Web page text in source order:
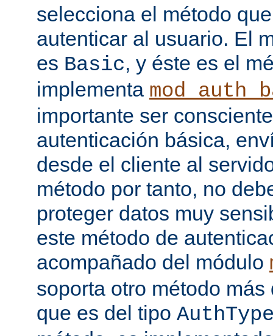
selecciona el método
autenticar al usuario. El
es Basic, y éste es el
implementa
importante ser
autenticación básica,
desde el cliente al
método por tanto, no
proteger datos muy
este método de
acompañado del módulo
soporta otro método
que es del tipo